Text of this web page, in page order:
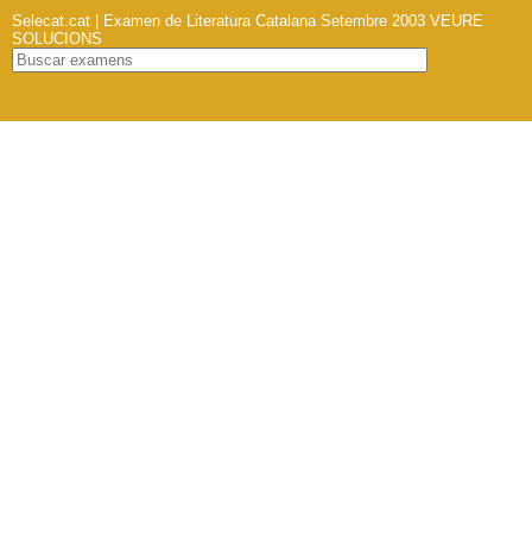
Selecat.cat | Examen de Literatura Catalana Setembre 2003 VEURE
SOLUCIONS